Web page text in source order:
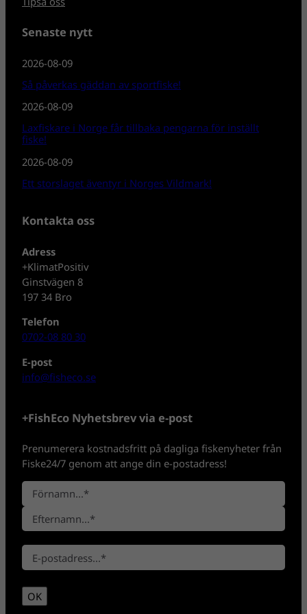
Senaste nytt
2026-08-09
Så påverkas gäddan av sportfiske!
2026-08-09
Laxfiskare i Norge får tillbaka pengarna för inställt
fiske!
2026-08-09
Ett storslaget äventyr i Norges Vildmark!
Kontakta oss
Adress
+KlimatPositiv
Ginstvägen 8
197 34 Bro
Telefon
0702-08 80 30
E-post
info@fisheco.se
+FishEco Nyhetsbrev via e-post
Prenumerera kostnadsfritt på dagliga fiskenyheter från
Fiske24/7 genom att ange din e-postadress!
N
a
n
*
F
ö
r
a
m
n
t
e
E
-
OK